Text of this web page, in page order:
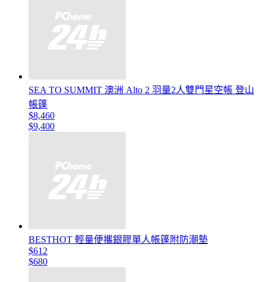
SEA TO SUMMIT 澳洲 Alto 2 羽量2人雙門星空帳 登山
帳篷
$8,460
$9,400
BESTHOT 輕量便攜銀膠單人帳篷附防潮墊
$612
$680